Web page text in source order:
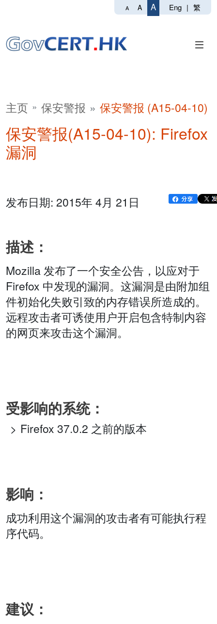
A A A Eng | 繁
主页 保安警报 保安警报 (A15-04-10)
保安警报(A15-04-10): Firefox
漏洞
发布日期: 2015年 4月 21日
描述：
Mozilla 发布了一个安全公告，以应对于
Firefox 中发现的漏洞。这漏洞是由附加组
件初始化失败引致的内存错误所造成的。
远程攻击者可诱使用户开启包含特制内容
的网页来攻击这个漏洞。
受影响的系统：
Firefox 37.0.2 之前的版本
影响：
成功利用这个漏洞的攻击者有可能执行程
序代码。
建议：